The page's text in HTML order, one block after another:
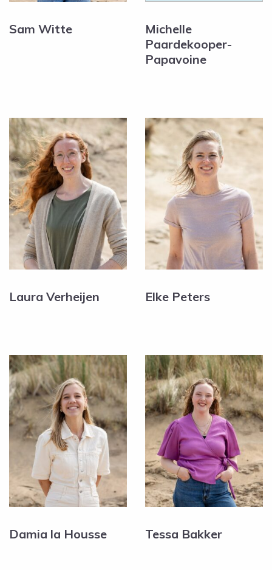
Sam Witte
Michelle
Paardekooper-
Papavoine
Laura Verheijen Elke Peters
Damia la Housse Tessa Bakker